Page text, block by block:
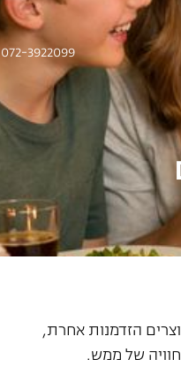
072-3922099
הזדמנות אחרת,
של ממש.